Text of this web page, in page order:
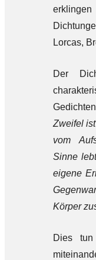
Lorcas,
Der
Zweifel ist
vom
Sinne
eigene
Körper
Dies